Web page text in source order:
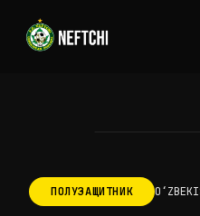
ПОЛУЗАЩИТНИК